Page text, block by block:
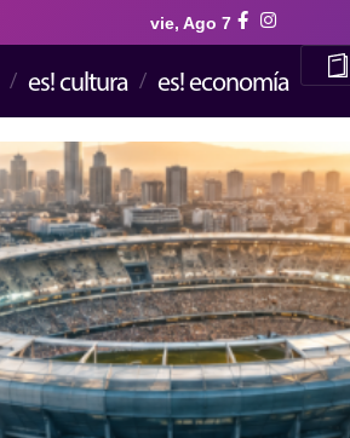
vie, Ago 7
es! cultura es! economía